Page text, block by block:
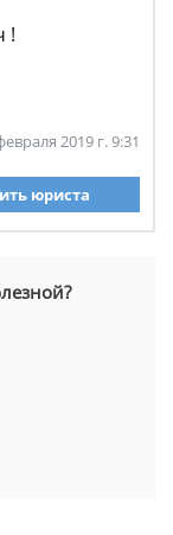
!
2019 г. 9:31
юриста